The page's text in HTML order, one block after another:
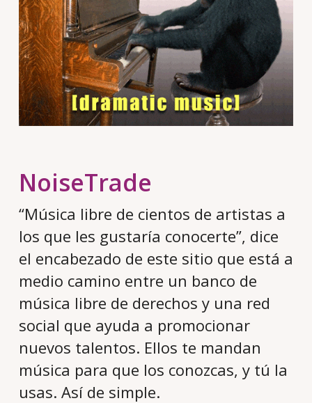
NoiseTrade
“Música libre de cientos de artistas a
los que les gustaría conocerte”, dice
el encabezado de este sitio que está a
medio camino entre un banco de
música libre de derechos y una red
social que ayuda a promocionar
nuevos talentos. Ellos te mandan
música para que los conozcas, y tú la
usas. Así de simple.